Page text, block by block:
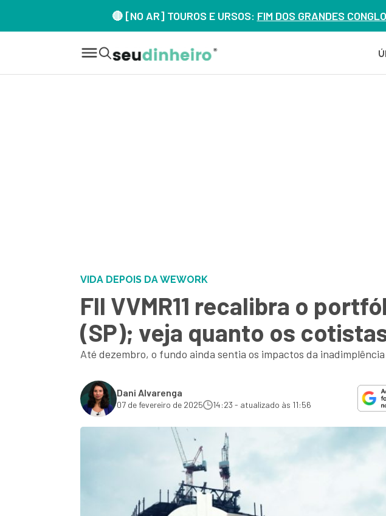
🔴 [NO AR] TOUROS E URSOS: FIM DOS GRANDES
VIDA DEPOIS DA WEWORK
FII VVMR11 recalibra o
(SP); veja quanto os
Até dezembro, o fundo ainda sentia os impactos da
Dani Alvarenga
07 de fevereiro de 2025 14:23 - atualizado às 11:56